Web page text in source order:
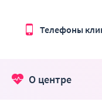
Телефоны
О центре